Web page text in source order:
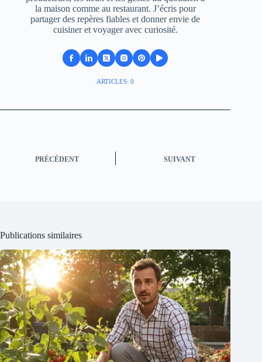
la maison comme au restaurant. J’écris pour
partager des repères fiables et donner envie de
cuisiner et voyager avec curiosité.
ARTICLES: 0
PRÉCÉDENT SUIVANT
Publications similaires